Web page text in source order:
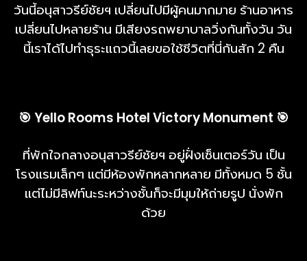
วันนี้อนุสาวรีย์ชัยฯ เปลี่ยนไปมีผู้คนมากมาย ร้านอาหาร
เปลี่ยนไปหลายร้าน มีเสียงรถพยาบาลวิ่งกันทั้งวัน วัน
นี้เราได้ไปทำธุระแถวนี้เลยขอใช้ชีวิตที่นี่กันสัก 2 คืน
🎯 Yello Rooms Hotel Victory Monument 🎯
ที่พักใจกลางอนุสาวรีย์ชัยฯ อยู่ฝั่งเซ็นเตอร์วัน เป็น
โรงแรมเล็กๆ แต่มีห้องพักหลากหลาย มีทั้งหมด 5 ชั้น
แต่ไม่มีลิฟท์นะระหว่างชั้นก็จะมีมุมให้ถ่ายรูป นั่งพัก
ด้วย